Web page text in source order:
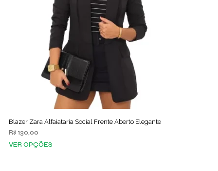
Blazer Zara Alfaiataria Social Frente Aberto Elegante
R$ 130,00
VER OPÇÕES